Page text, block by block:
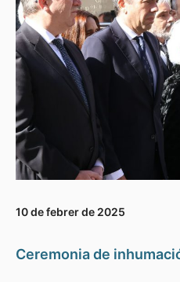
10 de febrer de 2025
Ceremonia de